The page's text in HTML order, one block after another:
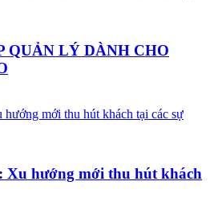
QUẢN LÝ DÀNH CHO
Xu hướng mới thu hút khách